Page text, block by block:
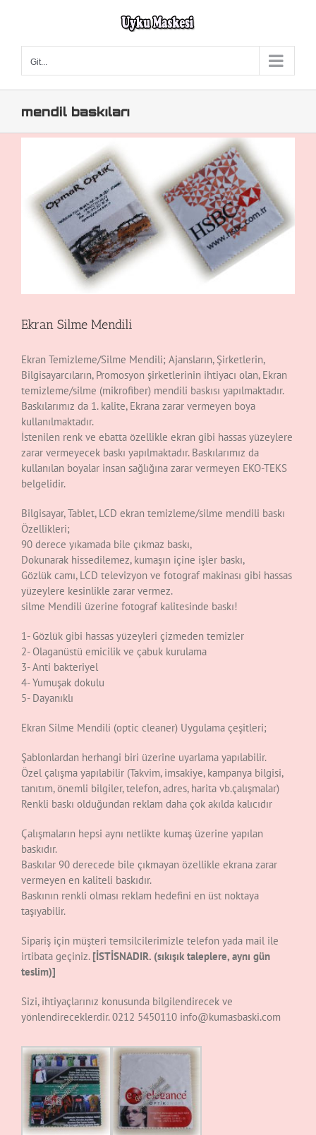
Git...
mendil baskıları
Ekran Silme Mendili
Ekran Temizleme/Silme Mendili; Ajansların, Şirketlerin,
Bilgisayarcıların, Promosyon şirketlerinin ihtiyacı olan, Ekran
temizleme/silme (mikrofiber) mendili baskısı yapılmaktadır.
Baskılarımız da 1. kalite, Ekrana zarar vermeyen boya
kullanılmaktadır.
İstenilen renk ve ebatta özellikle ekran gibi hassas yüzeylere
zarar vermeyecek baskı yapılmaktadır. Baskılarımız da
kullanılan boyalar insan sağlığına zarar vermeyen EKO-TEKS
belgelidir.
Bilgisayar, Tablet, LCD ekran temizleme/silme mendili baskı
Özellikleri;
90 derece yıkamada bile çıkmaz baskı,
Dokunarak hissedilemez, kumaşın içine işler baskı,
Gözlük camı, LCD televizyon ve fotograf makinası gibi hassas
yüzeylere kesinlikle zarar vermez.
silme Mendili üzerine fotograf kalitesinde baskı!
1- Gözlük gibi hassas yüzeyleri çizmeden temizler
2- Olaganüstü emicilik ve çabuk kurulama
3- Anti bakteriyel
4- Yumuşak dokulu
5- Dayanıklı
Ekran Silme Mendili (optic cleaner) Uygulama çeşitleri;
Şablonlardan herhangi biri üzerine uyarlama yapılabilir.
Özel çalışma yapılabilir (Takvim, imsakiye, kampanya bilgisi,
tanıtım, önemli bilgiler, telefon, adres, harita vb.çalışmalar)
Renkli baskı olduğundan reklam daha çok akılda kalıcıdır
Çalışmaların hepsi aynı netlikte kumaş üzerine yapılan
baskıdır.
Baskılar 90 derecede bile çıkmayan özellikle ekrana zarar
vermeyen en kaliteli baskıdır.
Baskının renkli olması reklam hedefini en üst noktaya
taşıyabilir.
Sipariş için müşteri temsilcilerimizle telefon yada mail ile
irtibata geçiniz. [İSTİSNADIR. (sıkışık taleplere, aynı gün
teslim)]
Sizi, ihtiyaçlarınız konusunda bilgilendirecek ve
yönlendireceklerdir. 0212 5450110 info@kumasbaski.com